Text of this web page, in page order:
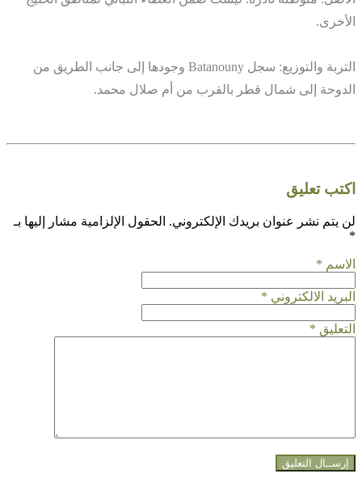
الأخرى.
التربة والتوزيع: سجل Batanouny وجودها إلى جانب الطريق من
الدوحة إلى شمال قطر بالقرب من أم صلال محمد.
اكتب تعليق
لن يتم نشر عنوان بريدك الإلكتروني. الحقول الإلزامية مشار إليها بـ
*
الاسم *
البريد الالكتروني *
التعليق *